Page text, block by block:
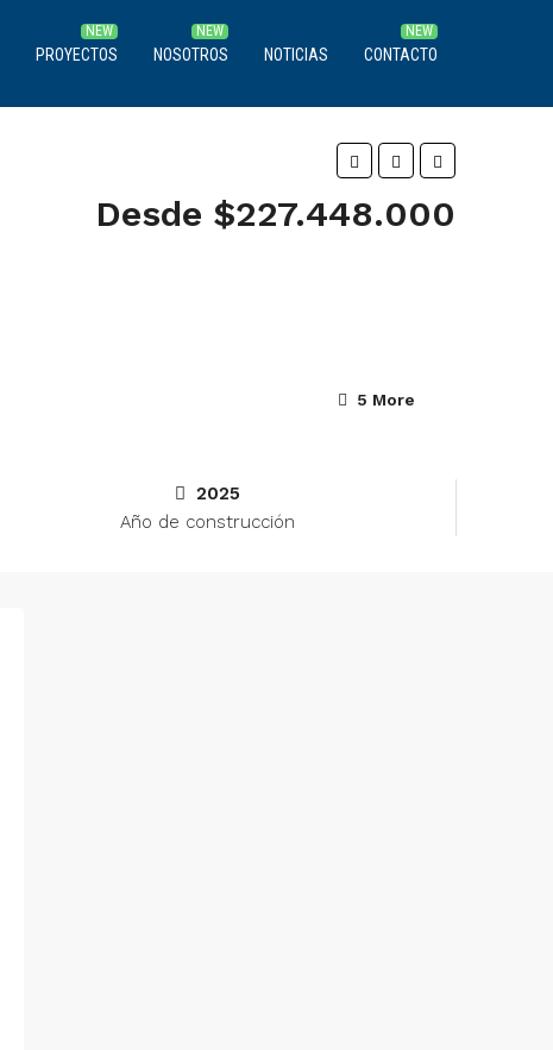
PROYECTOS NOSOTROS NOTICIAS CONTACTO
Desde $227.448.000
5 More
2025
Año de construcción